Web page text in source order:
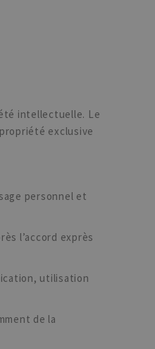
intellectuelle. Le
exclusive
personnel et
l’accord exprès
utilisation
de la